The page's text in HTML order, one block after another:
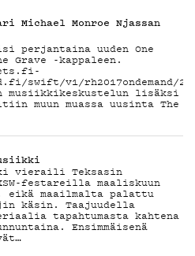
Michael Monroe Njassan
perjantaina uuden One
Grave -kappaleen.
swift/v1/rh2017ondemand/
musiikkikeskustelun lisäksi
muun muassa uusinta The
vieraili Teksasin
festareilla maaliskuun
eikä maailmalta palattu
käsin. Taajuudella
tapahtumasta kahtena
Ensimmäisenä